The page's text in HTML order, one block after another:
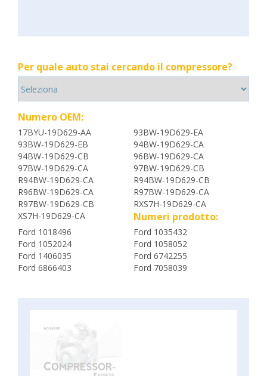
Per quale auto stai cercando il compressore?
Numero OEM:
17BYU-19D629-AA
93BW-19D629-EA
93BW-19D629-EB
94BW-19D629-CA
94BW-19D629-CB
96BW-19D629-CA
97BW-19D629-CA
97BW-19D629-CB
R94BW-19D629-CA
R94BW-19D629-CB
R96BW-19D629-CA
R97BW-19D629-CA
R97BW-19D629-CB
RXS7H-19D629-CA
XS7H-19D629-CA
Numeri prodotto:
Ford 1018496
Ford 1035432
Ford 1052024
Ford 1058052
Ford 1406035
Ford 6742255
Ford 6866403
Ford 7058039